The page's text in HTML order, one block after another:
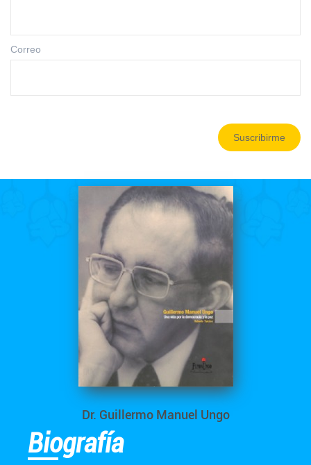
Correo
Suscribirme
Dr. Guillermo Manuel Ungo
Biografía